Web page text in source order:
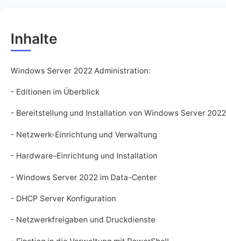
Inhalte
Windows Server 2022 Administration:
- Editionen im Überblick
- Bereitstellung und Installation von Windows Server 2022
- Netzwerk-Einrichtung und Verwaltung
- Hardware-Einrichtung und Installation
- Windows Server 2022 im Data-Center
- DHCP Server Konfiguration
- Netzwerkfreigaben und Druckdienste